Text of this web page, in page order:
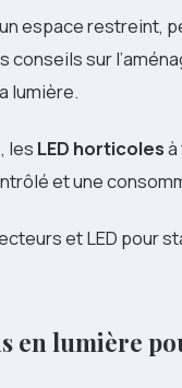
espace restreint,
conseils sur
lumière.
les LED horticoles
et une
et LED pour
en lumière